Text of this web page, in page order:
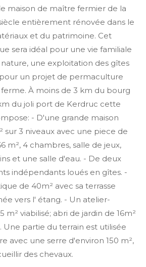
maison de maître fermier de la
entièrement rénovée dans le
et du patrimoine. Cet
sera idéal pour une vie familiale
une exploitation des gîtes
un projet de permaculture
À moins de 3 km du bourg
du joli port de Kerdruc cette
- D'une grande maison
sur 3 niveaux avec une piece de
m², 4 chambres, salle de jeux,
et une salle d'eau. - De deux
indépendants loués en gîtes. -
de 40m² avec sa terrasse
vers l' étang. - Un atelier-
m² viabilisé; abri de jardin de 16m²
Une partie du terrain est utilisée
avec une serre d'environ 150 m²,
des chevaux.